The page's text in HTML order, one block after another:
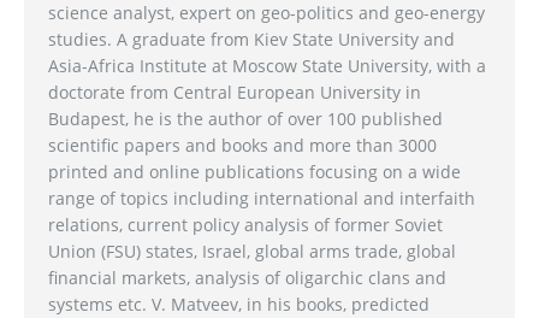
science analyst, expert on geo-politics and geo-energy
studies. A graduate from Kiev State University and
Asia-Africa Institute at Moscow State University, with a
doctorate from Central European University in
Budapest, he is the author of over 100 published
scientific papers and books and more than 3000
printed and online publications focusing on a wide
range of topics including international and interfaith
relations, current policy analysis of former Soviet
Union (FSU) states, Israel, global arms trade, global
financial markets, analysis of oligarchic clans and
systems etc. V. Matveev, in his books, predicted